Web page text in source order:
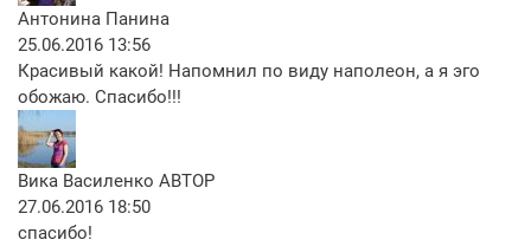
Антонина Панина
25.06.2016 13:56
Красивый какой! Напомнил по виду наполеон, а я эго
обожаю. Спасибо!!!
Вика Василенко АВТОР
27.06.2016 18:50
спасибо!